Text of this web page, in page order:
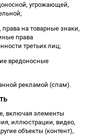
угрожающей,
права на товарные знаки,
права
третьих лиц;
вредоносные
рекламой (спам).
включая элементы
иллюстрации, видео,
объекты (контент),